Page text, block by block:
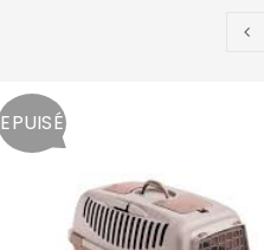
EPUISÉ